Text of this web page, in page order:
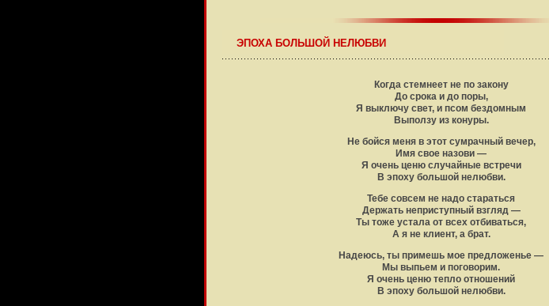
ЭПОХА БОЛЬШОЙ НЕЛЮБВИ
Когда стемнеет не по закону
До срока и до поры,
Я выключу свет, и псом бездомным
Выползу из конуры.
Не бойся меня в этот сумрачный вечер,
Имя свое назови —
Я очень ценю случайные встречи
В эпоху большой нелюбви.
Тебе совсем не надо стараться
Держать неприступный взгляд —
Ты тоже устала от всех отбиваться,
А я не клиент, а брат.
Надеюсь, ты примешь мое предложенье —
Мы выпьем и поговорим.
Я очень ценю тепло отношений
В эпоху большой нелюбви.